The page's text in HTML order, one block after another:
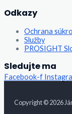
Odkazy
Ochrana
Služby
PROSIGHT
Sledujte ma
Facebook-f
Copyright © 2026